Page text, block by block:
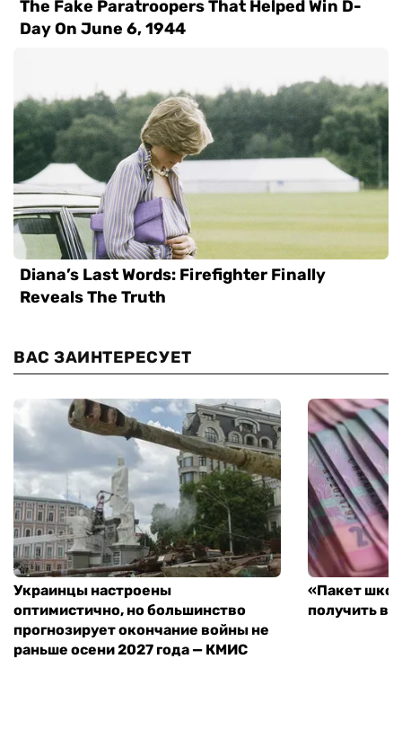
ВАС ЗАИНТЕРЕСУЕТ
Украинцы настроены
оптимистично, но большинство
прогнозирует окончание войны не
раньше осени 2027 года — КМИС
«Пакет
получить